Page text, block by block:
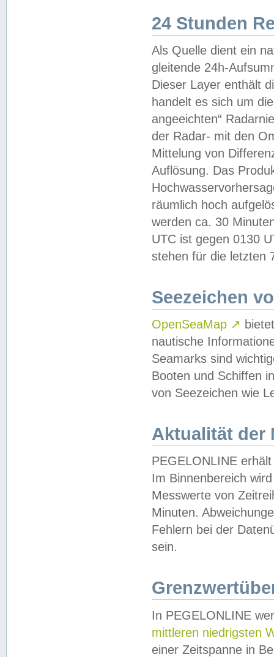
24 Stunden
Als Quelle dient ein
gleitende 24h-
Dieser Layer enthält
handelt es sich um
angeeichten“
der Radar- mit den
Mittelung von
Auflösung. Das
räumlich hoch
werden ca. 30
UTC ist gegen 0130
stehen für die letzten
Seezeichen
OpenSeaMap ↗
nautische
Seamarks sind
Booten und Schiffen
von Seezeichen wie
Aktualität der
PEGELONLINE
Im Binnenbereich
Messwerte von
Minuten.
Fehlern bei der
sein.
In PEGELONLINE
mittleren niedrigsten
einer Zeitspanne in